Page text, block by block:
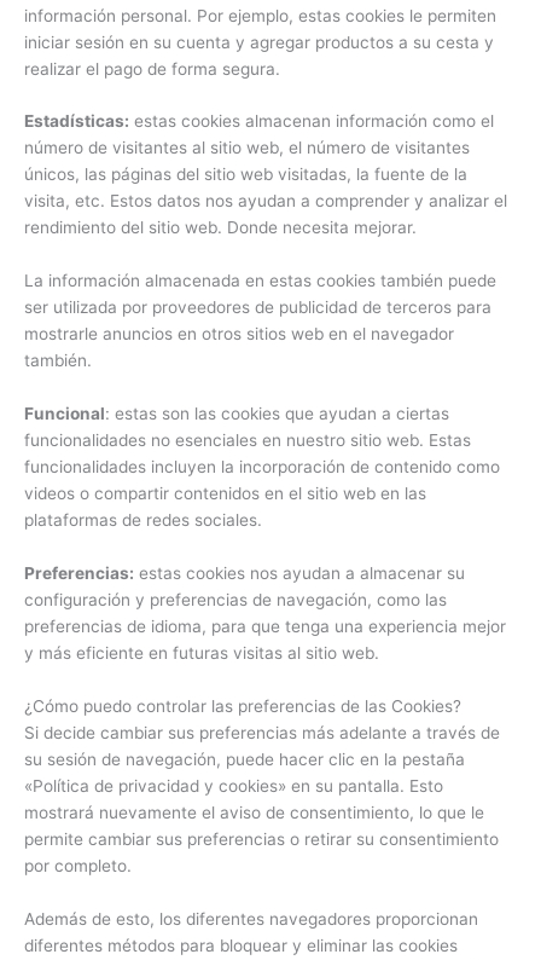
información personal. Por ejemplo, estas cookies le permiten
iniciar sesión en su cuenta y agregar productos a su cesta y
realizar el pago de forma segura.
Estadísticas: estas cookies almacenan información como el
número de visitantes al sitio web, el número de visitantes
únicos, las páginas del sitio web visitadas, la fuente de la
visita, etc. Estos datos nos ayudan a comprender y analizar el
rendimiento del sitio web. Donde necesita mejorar.
La información almacenada en estas cookies también puede
ser utilizada por proveedores de publicidad de terceros para
mostrarle anuncios en otros sitios web en el navegador
también.
Funcional: estas son las cookies que ayudan a ciertas
funcionalidades no esenciales en nuestro sitio web. Estas
funcionalidades incluyen la incorporación de contenido como
videos o compartir contenidos en el sitio web en las
plataformas de redes sociales.
Preferencias: estas cookies nos ayudan a almacenar su
configuración y preferencias de navegación, como las
preferencias de idioma, para que tenga una experiencia mejor
y más eficiente en futuras visitas al sitio web.
¿Cómo puedo controlar las preferencias de las Cookies?
Si decide cambiar sus preferencias más adelante a través de
su sesión de navegación, puede hacer clic en la pestaña
«Política de privacidad y cookies» en su pantalla. Esto
mostrará nuevamente el aviso de consentimiento, lo que le
permite cambiar sus preferencias o retirar su consentimiento
por completo.
Además de esto, los diferentes navegadores proporcionan
diferentes métodos para bloquear y eliminar las cookies